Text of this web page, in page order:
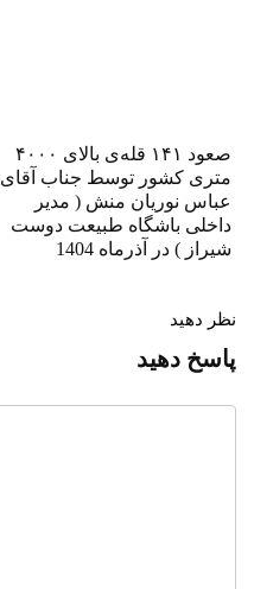
صعود ۱۴۱ قله‌ی بالای ۴۰۰۰
متری کشور توسط جناب آقای
عباس نوریان منش ( مدیر
داخلی باشگاه طبیعت دوست
شیراز ) در آذرماه 1404
نظر دهید
پاسخ دهید